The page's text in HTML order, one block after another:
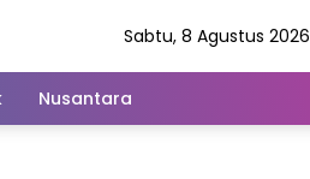
Sabtu, 8 Agustus 2026
Nusantara